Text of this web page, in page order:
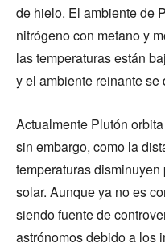
de hielo. El ambiente de
nitrógeno con metano y
las temperaturas están
y el ambiente reinante se
Actualmente Plutón
sin embargo, como la
temperaturas
solar. Aunque ya no es
siendo fuente de
astrónomos debido a los